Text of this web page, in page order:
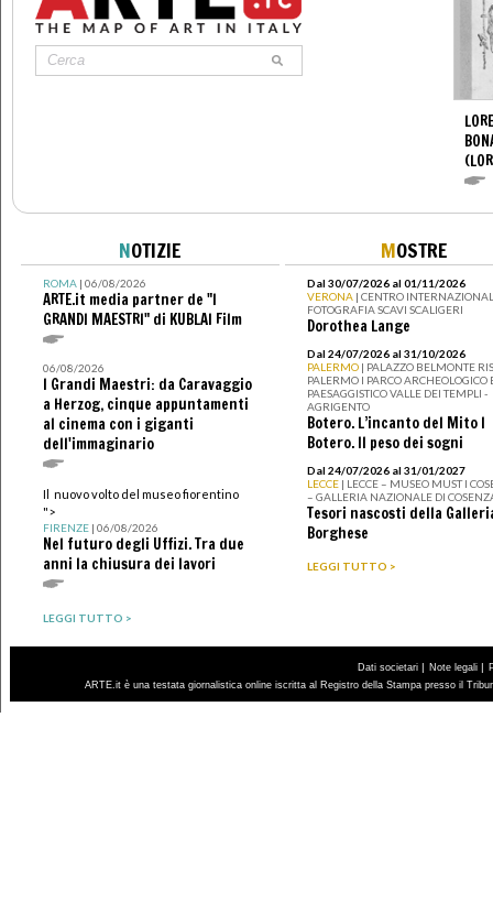
NOTIZIE
ROMA| 06/08/2026
ARTE.it media partner de "I
GRANDI MAESTRI" di KUBLAI Film
06/08/2026
I Grandi Maestri: da Caravaggio
a Herzog, cinque appuntamenti
al cinema con i giganti
dell'immaginario
Il nuovo volto del museo fiorentino
">
FIRENZE| 06/08/2026
Nel futuro degli Uffizi. Tra due
anni la chiusura dei lavori
LEGGI TUTTO >
MOSTRE
Dal 30/07/2026 al 01/11/2026
VERONA | CENTRO
FOTOGRAFIA SCAVI SCALIGERI
Dorothea Lange
Dal 24/07/2026 al 31/10/2026
PALERMO | PALAZZO BELMONTE
PALERMO I PARCO ARCHEOLOGICO
PAESAGGISTICO VALLE DEI TEMPLI -
AGRIGENTO
Botero. L’incanto del Mito I
Botero. Il peso dei sogni
Dal 24/07/2026 al 31/01/2027
LECCE | LECCE – MUSEO MUST I
– GALLERIA NAZIONALE DI
Tesori nascosti della
Borghese
LEGGI TUTTO >
Dati societari | Note legali |
ARTE.it è una testata giornalistica online iscritta al Registro della Stampa presso il